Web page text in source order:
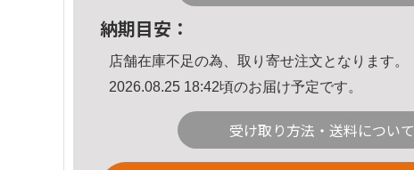
納期目安：
店舗在庫不足の為、取り寄せ注文となります。
2026.08.25 18:42頃のお届け予定です。
受け取り方法・送料について